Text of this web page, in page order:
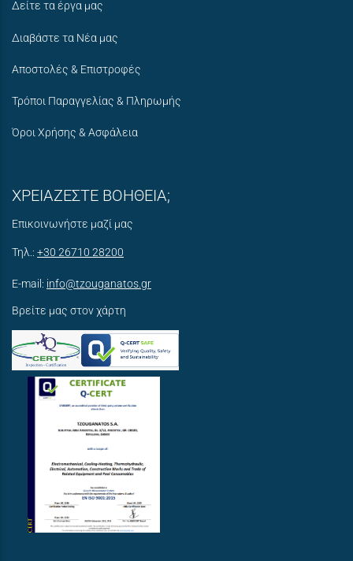
Δείτε τα έργα μας
Διαβάστε τα Νέα μας
Αποστολές & Επιστροφές
Τρόποι Παραγγελίας & Πληρωμής
Όροι Χρήσης & Ασφάλεια
ΧΡΕΙΑΖΕΣΤΕ ΒΟΗΘΕΙΑ;
Επικοινωνήστε μαζί μας
Τηλ.: +30 26710 28200
E-mail: info@tzouganatos.gr
Βρείτε μας στον χάρτη